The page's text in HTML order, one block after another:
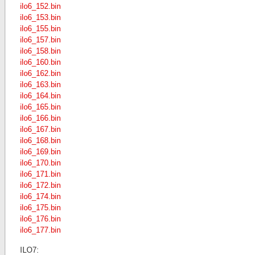
ilo6_152.bin
ilo6_153.bin
ilo6_155.bin
ilo6_157.bin
ilo6_158.bin
ilo6_160.bin
ilo6_162.bin
ilo6_163.bin
ilo6_164.bin
ilo6_165.bin
ilo6_166.bin
ilo6_167.bin
ilo6_168.bin
ilo6_169.bin
ilo6_170.bin
ilo6_171.bin
ilo6_172.bin
ilo6_174.bin
ilo6_175.bin
ilo6_176.bin
ilo6_177.bin
ILO7: